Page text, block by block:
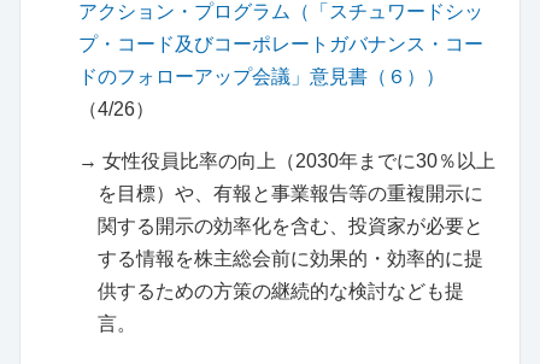
アクション・プログラム（「スチュワードシッ
プ・コード及びコーポレートガバナンス・コー
ドのフォローアップ会議」意見書（６））
（4/26）
→ 女性役員比率の向上（2030年までに30％以上
を目標）や、有報と事業報告等の重複開示に
関する開示の効率化を含む、投資家が必要と
する情報を株主総会前に効果的・効率的に提
供するための方策の継続的な検討なども提
言。